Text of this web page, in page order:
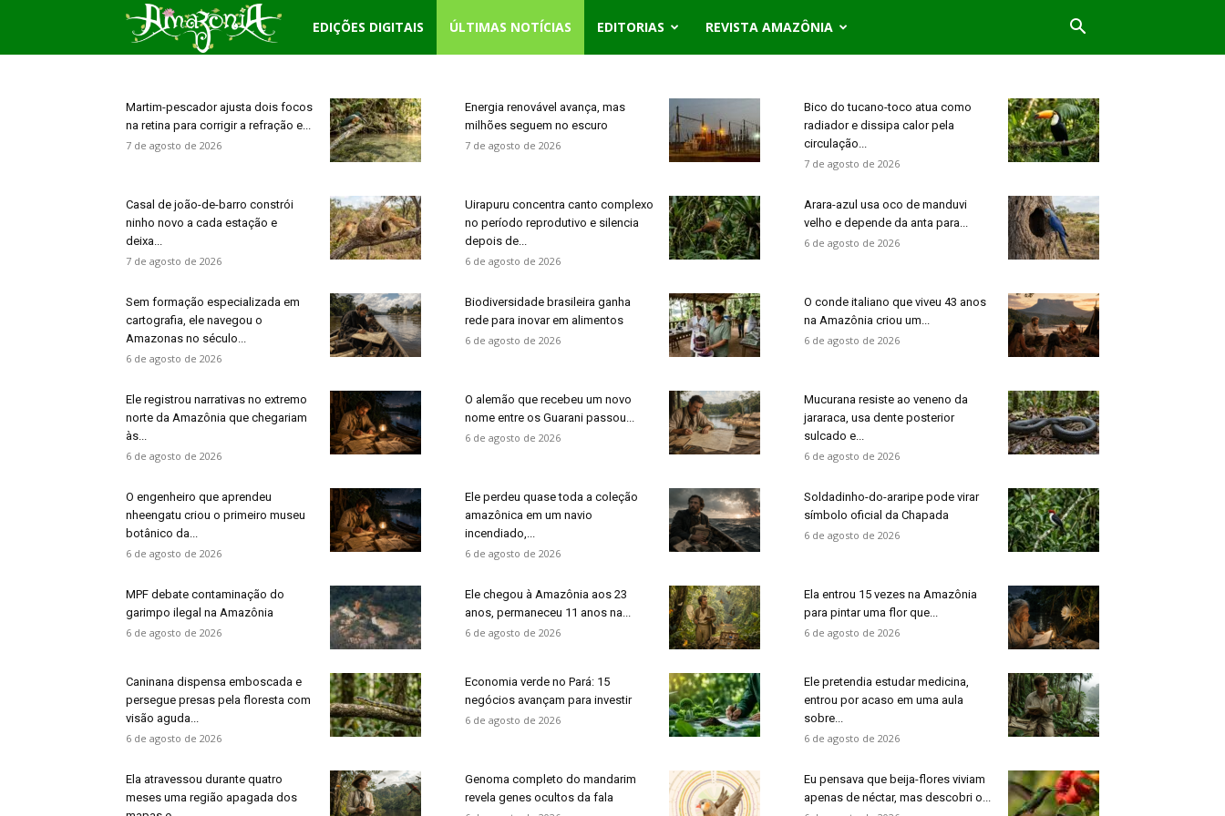
Revista
EDIÇÕES DIGITAIS ÚLTIMAS NOTÍCIAS EDITORIAS REVISTA AMAZÔNIA
Martim-pescador ajusta dois focos
na retina para corrigir a refração e...
7 de agosto de 2026
Energia renovável avança, mas
milhões seguem no escuro
7 de agosto de 2026
Bico do tucano-toco atua como
radiador e dissipa calor pela
circulação...
7 de agosto de 2026
Casal de joão-de-barro constrói
ninho novo a cada estação e
deixa...
7 de agosto de 2026
Uirapuru concentra canto complexo
no período reprodutivo e silencia
depois de...
6 de agosto de 2026
Arara-azul usa oco de manduvi
velho e depende da anta para...
6 de agosto de 2026
Sem formação especializada em
cartografia, ele navegou o
Amazonas no século...
6 de agosto de 2026
Biodiversidade brasileira ganha
rede para inovar em alimentos
6 de agosto de 2026
O conde italiano que viveu 43 anos
na Amazônia criou um...
6 de agosto de 2026
Ele registrou narrativas no extremo
norte da Amazônia que chegariam
às...
6 de agosto de 2026
O alemão que recebeu um novo
nome entre os Guarani passou...
6 de agosto de 2026
Mucurana resiste ao veneno da
jararaca, usa dente posterior
sulcado e...
6 de agosto de 2026
O engenheiro que aprendeu
nheengatu criou o primeiro museu
botânico da...
6 de agosto de 2026
Ele perdeu quase toda a coleção
amazônica em um navio
incendiado,...
6 de agosto de 2026
Soldadinho-do-araripe pode virar
símbolo oficial da Chapada
6 de agosto de 2026
MPF debate contaminação do
garimpo ilegal na Amazônia
6 de agosto de 2026
Ele chegou à Amazônia aos 23
anos, permaneceu 11 anos na...
6 de agosto de 2026
Ela entrou 15 vezes na Amazônia
para pintar uma flor que...
6 de agosto de 2026
Caninana dispensa emboscada e
persegue presas pela floresta com
visão aguda...
6 de agosto de 2026
Economia verde no Pará: 15
negócios avançam para investir
6 de agosto de 2026
Ele pretendia estudar medicina,
entrou por acaso em uma aula
sobre...
6 de agosto de 2026
Ela atravessou durante quatro
meses uma região apagada dos
Genoma completo do mandarim
revela genes ocultos da fala
Eu pensava que beija-flores viviam
apenas de néctar, mas descobri o...